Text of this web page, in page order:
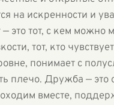
на искренности и
это тот, с кем можно
тот, кто
понимает с
плечо. Дружба — это
вместе,